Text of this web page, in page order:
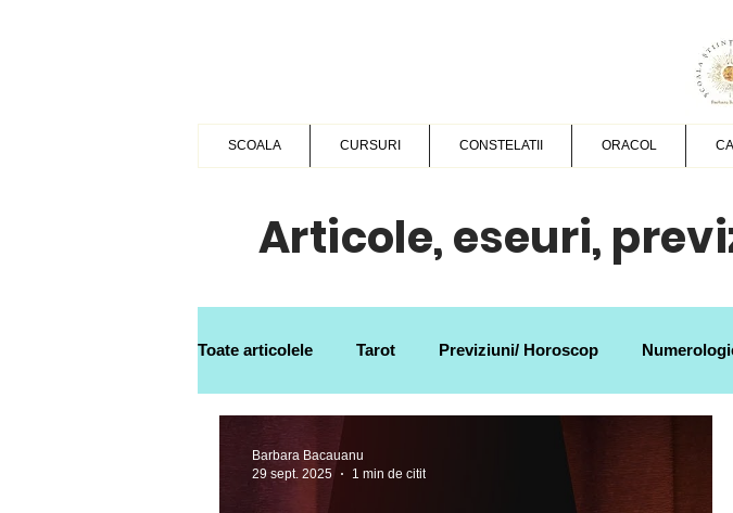
SCOALA CURSURI CONSTELATII ORACOL
Articole, eseuri,
Toate articolele Tarot Previziuni/ Horoscop
Barbara Bacauanu
29 sept. 2025
1 min de citit